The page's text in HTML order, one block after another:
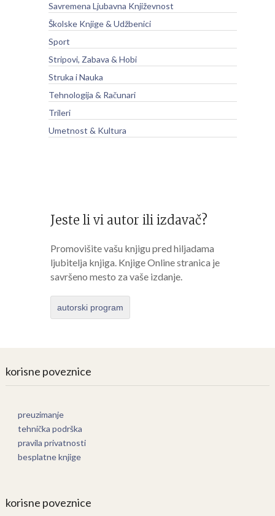
Savremena Ljubavna Književnost
Školske Knjige & Udžbenici
Sport
Stripovi, Zabava & Hobi
Struka i Nauka
Tehnologija & Računari
Trileri
Umetnost & Kultura
Jeste li vi autor ili izdavač?
Promovišite vašu knjigu pred hiljadama
ljubitelja knjiga. Knjige Online stranica je
savršeno mesto za vaše izdanje.
autorski program
korisne poveznice
preuzimanje
tehnička podrška
pravila privatnosti
besplatne knjige
korisne poveznice